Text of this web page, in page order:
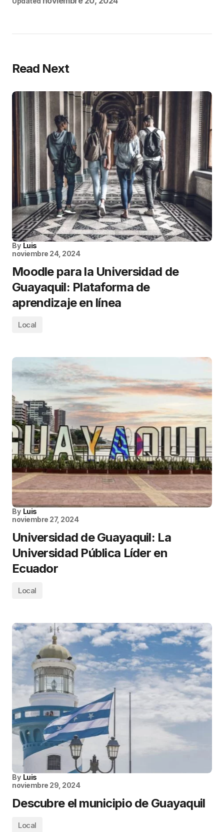
Read Next
By Luis
noviembre 24, 2024
Moodle para la Universidad de
Guayaquil: Plataforma de
aprendizaje en línea
Local
By Luis
noviembre 27, 2024
Universidad de Guayaquil: La
Universidad Pública Líder en
Ecuador
Local
By Luis
noviembre 29, 2024
Descubre el municipio de Guayaquil
Local